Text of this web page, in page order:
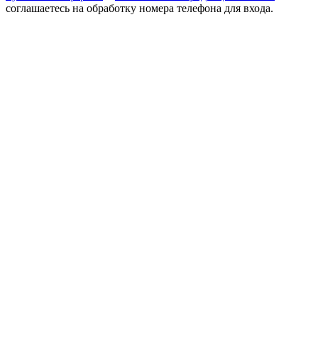
соглашаетесь на обработку номера телефона для входа.